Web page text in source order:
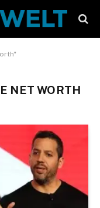
NET WORTH